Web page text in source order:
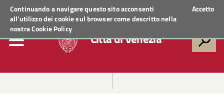
Continuando a navigare questo sito acconsenti
all'utilizzo dei cookie sul browser come descritto nella
nostraCookie Policy
Accetto
Regione VenetoACCEDI AI SERVIZI
Città di Venezia